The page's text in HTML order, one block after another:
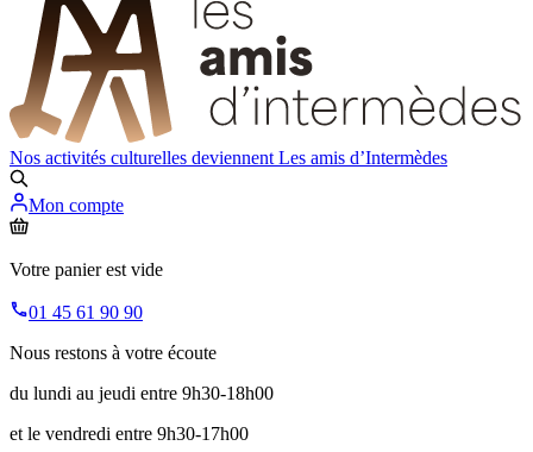
Nos activités culturelles deviennent Les amis d’Intermèdes
Mon compte
Votre panier est vide
01 45 61 90 90
Nous restons à votre écoute
du lundi au jeudi entre 9h30-18h00
et le vendredi entre 9h30-17h00